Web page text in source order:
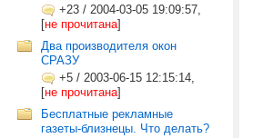
+23 / 2004-03-05 19:09:57,
[не прочитана]
Два производителя окон
СРАЗУ
+5 / 2003-06-15 12:15:14,
[не прочитана]
Бесплатные рекламные
газеты-близнецы. Что делать?